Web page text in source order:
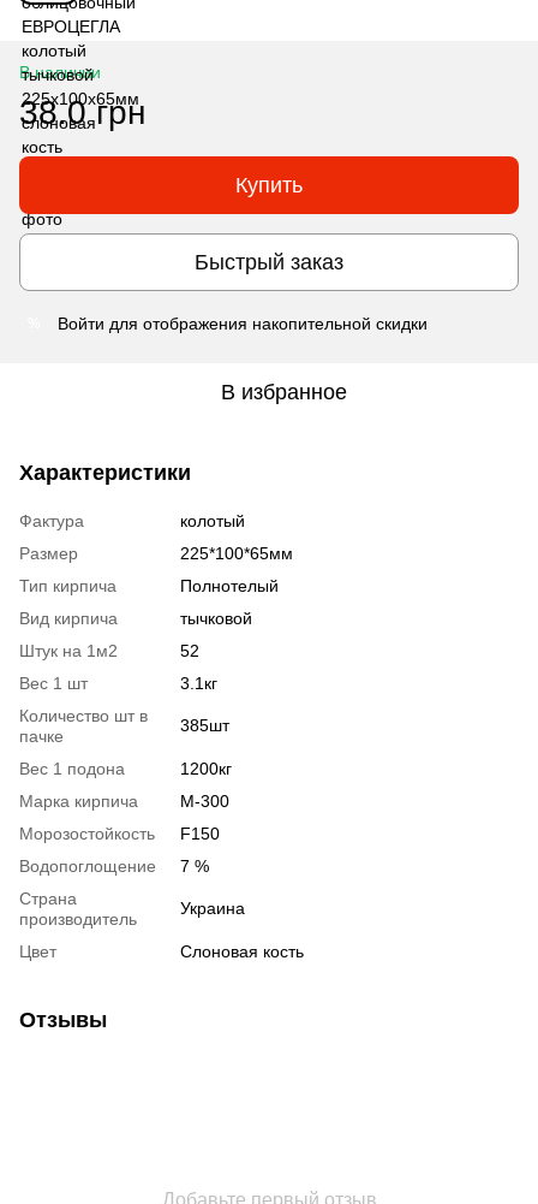
В наличии
38.0 грн
Купить
Быстрый заказ
Войти для отображения накопительной скидки
В избранное
Характеристики
Фактура
колотый
Размер
225*100*65мм
Тип кирпича
Полнотелый
Вид кирпича
тычковой
Штук на 1м2
52
Вес 1 шт
3.1кг
Количество шт в
пачке
385шт
Вес 1 подона
1200кг
Марка кирпича
М-300
Морозостойкость
F150
Водопоглощение
7 %
Страна
производитель
Украина
Цвет Слоновая кость
Отзывы
Добавьте первый отзыв